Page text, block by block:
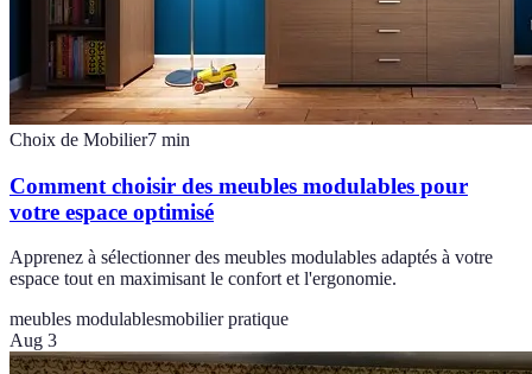
Choix de Mobilier7 min
Comment choisir des meubles modulables pour
votre espace optimisé
Apprenez à sélectionner des meubles modulables adaptés à votre
espace tout en maximisant le confort et l'ergonomie.
meubles modulablesmobilier pratique
Aug 3